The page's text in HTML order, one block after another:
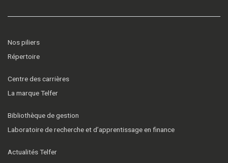
Nos piliers
Répertoire
Centre des carrières
La marque Telfer
Bibliothèque de gestion
Laboratoire de recherche et d’apprentissage en finance
Actualités Telfer